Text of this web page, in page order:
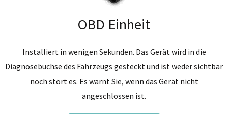
OBD Einheit
Installiert in wenigen Sekunden. Das Gerät wird in die
Diagnosebuchse des Fahrzeugs gesteckt und ist weder sichtbar
noch stört es. Es warnt Sie, wenn das Gerät nicht
angeschlossen ist.